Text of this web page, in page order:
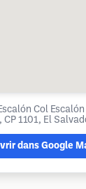
Col
CP 1101, El
dans Google